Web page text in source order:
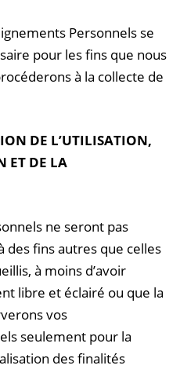
Personnels se
pour les fins que nous
à la collecte de
DE L’UTILISATION,
ET DE LA
ne seront pas
des fins autres que celles
à moins d’avoir
libre et éclairé ou que la
vos
seulement pour la
des finalités